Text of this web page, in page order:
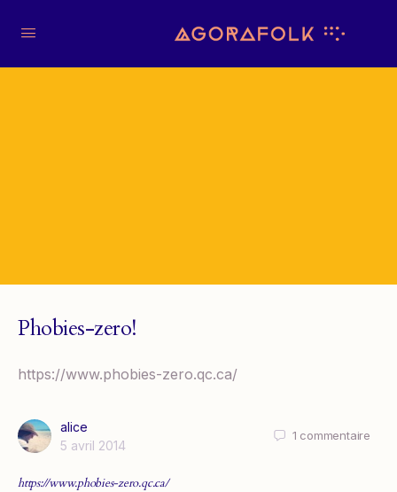
Phobies-zero!
https://www.phobies-zero.qc.ca/
alice
5 avril 2014
1 commentaire
https://www.phobies-zero.qc.ca/